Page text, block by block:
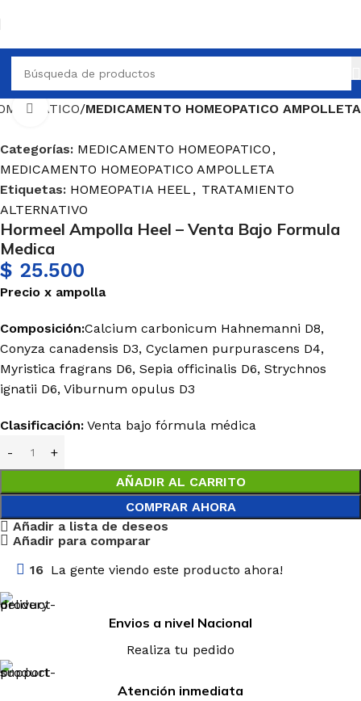
MEDICAMENTO HOMEOPATICO AMPOLLETA
Haga Click para agrandar
Categorías: MEDICAMENTO HOMEOPATICO ,
MEDICAMENTO HOMEOPATICO AMPOLLETA
Etiquetas: HOMEOPATIA HEEL , TRATAMIENTO
ALTERNATIVO
Hormeel Ampolla Heel – Venta Bajo Formula
Medica
$ 25.500
Precio x ampolla
Composición:Calcium carbonicum Hahnemanni D8,
Conyza canadensis D3, Cyclamen purpurascens D4,
Myristica fragrans D6, Sepia officinalis D6, Strychnos
ignatii D6, Viburnum opulus D3
Clasificación: Venta bajo fórmula médica
AÑADIR AL CARRITO
COMPRAR AHORA
Añadir a lista de deseos
Añadir para comparar
16 La gente viendo este producto ahora!
Envios a nivel Nacional
Realiza tu pedido
Atención inmediata